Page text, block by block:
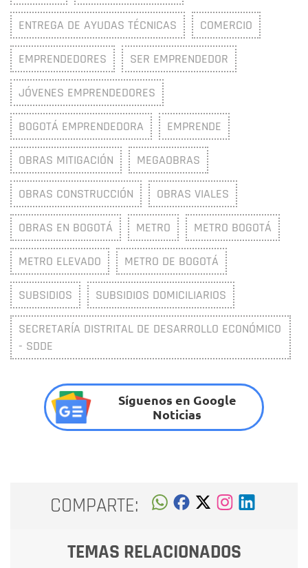
ENTREGA DE AYUDAS TÉCNICAS COMERCIO
EMPRENDEDORES SER EMPRENDEDOR
JÓVENES EMPRENDEDORES
BOGOTÁ EMPRENDEDORA EMPRENDE
OBRAS MITIGACIÓN MEGAOBRAS
OBRAS CONSTRUCCIÓN OBRAS VIALES
OBRAS EN BOGOTÁ METRO METRO BOGOTÁ
METRO ELEVADO METRO DE BOGOTÁ
SUBSIDIOS SUBSIDIOS DOMICILIARIOS
SECRETARÍA DISTRITAL DE DESARROLLO ECONÓMICO
- SDDE
Síguenos en Google
Noticias
COMPARTE:
TEMAS RELACIONADOS